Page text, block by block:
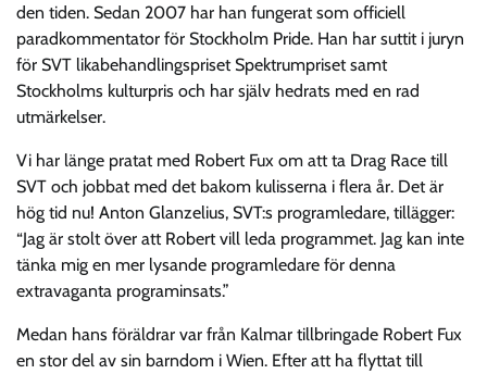
den tiden. Sedan 2007 har han fungerat som officiell
paradkommentator för Stockholm Pride. Han har suttit i juryn
för SVT likabehandlingspriset Spektrumpriset samt
Stockholms kulturpris och har själv hedrats med en rad
utmärkelser.
Vi har länge pratat med Robert Fux om att ta Drag Race till
SVT och jobbat med det bakom kulisserna i flera år. Det är
hög tid nu! Anton Glanzelius, SVT:s programledare, tillägger:
“Jag är stolt över att Robert vill leda programmet. Jag kan inte
tänka mig en mer lysande programledare för denna
extravaganta programinsats.”
Medan hans föräldrar var från Kalmar tillbringade Robert Fux
en stor del av sin barndom i Wien. Efter att ha flyttat till